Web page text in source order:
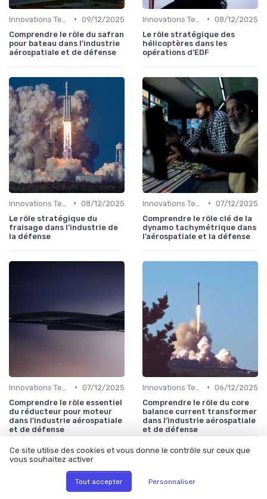
• 09/12/2025
Comprendre le rôle du safran
pour bateau dans l'industrie
aérospatiale et de défense
• 08/12/2025
Le rôle stratégique des
hélicoptères dans les
opérations d’EDF
• 08/12/2025
Le rôle stratégique du
fraisage dans l’industrie de
la défense
• 07/12/2025
Comprendre le rôle clé de la
dynamo tachymétrique dans
l’aérospatiale et la défense
• 07/12/2025
Comprendre le rôle essentiel
du réducteur pour moteur
dans l’industrie aérospatiale
et de défense
• 06/12/2025
Comprendre le rôle du core
balance current transformer
dans l’industrie aérospatiale
et de défense
Les articles par date
Ce site utilise des cookies et vous donne le contrôle sur ceux que
vous souhaitez activer
Tout accepter Personnaliser